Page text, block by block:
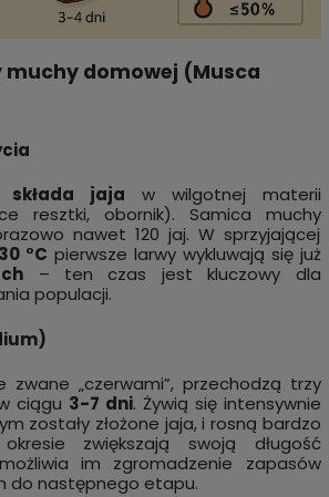
muchy domowej (Musca
składa jaja w wilgotnej materii
resztki, obornik). Samica muchy
nawet 120 jaj. W sprzyjającej
°C pierwsze larwy wykluwają się już
– ten czas jest kluczowy dla
populacji.
zwane „czerwami”, przechodzą trzy
ciągu 3-7 dni. Żywią się intensywnie
zostały złożone jaja, i rosną bardzo
zwiększają swoją długość
im zgromadzenie zapasów
do następnego etapu.